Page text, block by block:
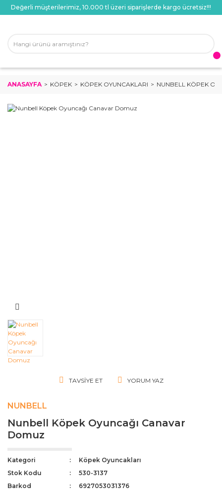
Değerli müşterilerimiz, 10.000 tl üzeri siparişlerde kargo ücretsiz!!!
ANASAYFA KÖPEK KÖPEK OYUNCAKLARI NUNBELL KÖPEK
TAVSIYE ET YORUM YAZ
NUNBELL
Nunbell Köpek Oyuncağı Canavar
Domuz
Kategori
Köpek Oyuncakları
Stok Kodu
530-3137
Barkod
6927053031376